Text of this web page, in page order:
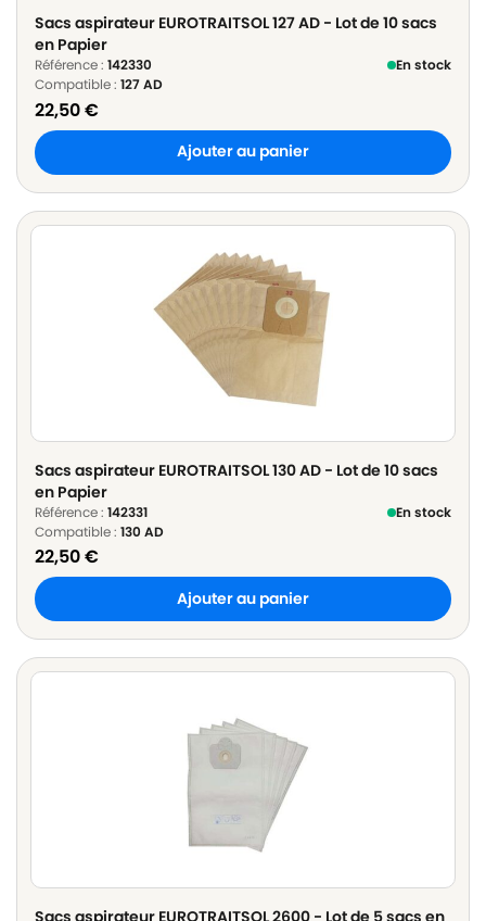
Sacs aspirateur EUROTRAITSOL 127 AD - Lot de 10 sacs
en Papier
Référence : 142330
En stock
Compatible : 127 AD
22,50€
Ajouter au panier
Sacs aspirateur EUROTRAITSOL 130 AD - Lot de 10 sacs
en Papier
Référence : 142331
En stock
Compatible : 130 AD
22,50€
Ajouter au panier